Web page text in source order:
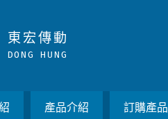
東 宏傳動
DO N G H U N G
產品介紹 訂購產品